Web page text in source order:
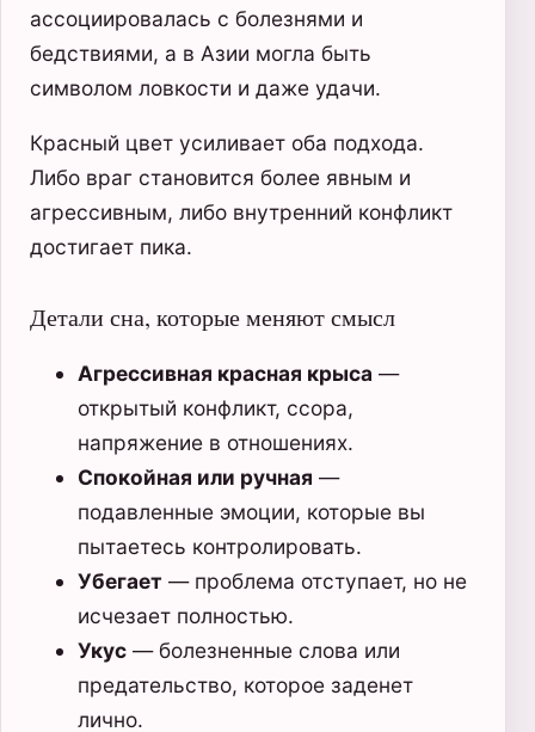
ассоциировалась с болезнями и
бедствиями, а в Азии могла быть
символом ловкости и даже удачи.
Красный цвет усиливает оба подхода.
Либо враг становится более явным и
агрессивным, либо внутренний конфликт
достигает пика.
Детали сна, которые меняют смысл
Агрессивная красная крыса —
открытый конфликт, ссора,
напряжение в отношениях.
Спокойная или ручная —
подавленные эмоции, которые вы
пытаетесь контролировать.
Убегает — проблема отступает, но не
исчезает полностью.
Укус — болезненные слова или
предательство, которое заденет
лично.